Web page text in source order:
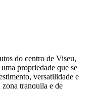
do centro de Viseu,
propriedade que se
versatilidade e
zona tranquila e de